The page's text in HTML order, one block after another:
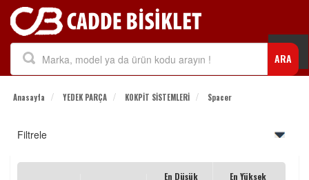
ARA
Anasayfa YEDEK PARÇA KOKPİT SİSTEMLERİ Spacer
Filtrele
En Düşük
En Yüksek